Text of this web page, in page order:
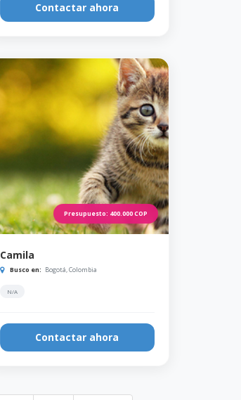
Contactar ahora
Presupuesto: 400.000COP
Camila
Busco en: Bogotá, Colombia
N/A
Contactar ahora